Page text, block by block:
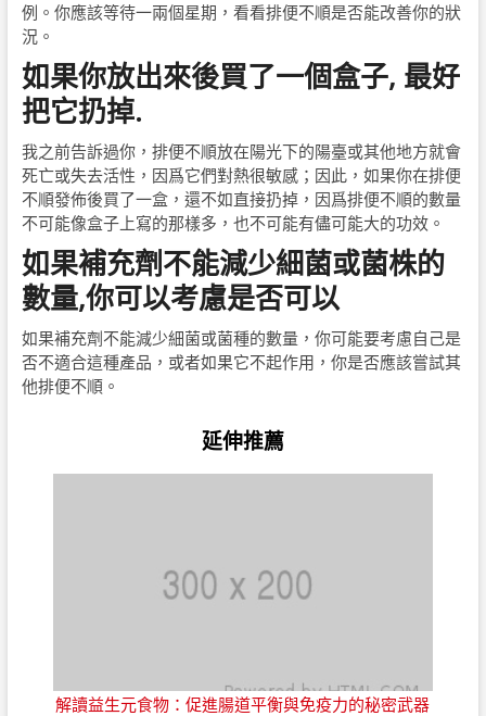
例。你應該等待一兩個星期，看看排便不順是否能改善你的狀
況。
如果你放出來後買了一個盒子, 最好
把它扔掉.
我之前告訴過你，排便不順放在陽光下的陽臺或其他地方就會
死亡或失去活性，因爲它們對熱很敏感；因此，如果你在排便
不順發佈後買了一盒，還不如直接扔掉，因爲排便不順的數量
不可能像盒子上寫的那樣多，也不可能有儘可能大的功效。
如果補充劑不能減少細菌或菌株的
數量,你可以考慮是否可以
如果補充劑不能減少細菌或菌種的數量，你可能要考慮自己是
否不適合這種產品，或者如果它不起作用，你是否應該嘗試其
他排便不順。
延伸推薦
解讀益生元食物：促進腸道平衡與免疫力的秘密武器